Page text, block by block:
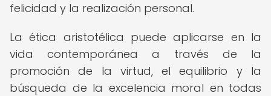
felicidad y la realización personal.
La ética aristotélica puede aplicarse en la
vida contemporánea a través de la
promoción de la virtud, el equilibrio y la
búsqueda de la excelencia moral en todas